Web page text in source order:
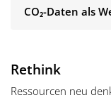
CO₂-Daten als
Rethink
Ressourcen neu